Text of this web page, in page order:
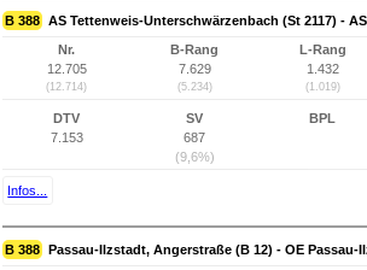
B 388 AS Tettenweis-Unterschwärzenbach (St 2117) -
Nr.
12.705
(12.714)
B-Rang
7.629
(5.234)
L-Rang
1.432
(1.019)
DTV
7.153
SV
687
(9,6%)
BPL
Infos...
B 388 Passau-Ilzstadt, Angerstraße (B 12) - OE Passau-